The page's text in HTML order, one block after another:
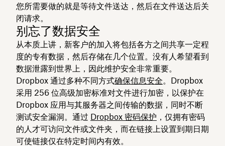
您所需要做的就是等待文件送达，然后在文件送达后关
闭请求。
别忘了数据安全
从本质上讲，新客户的加入将包括各方之间共享一定程
度的专有数据，然后存储在几个位置。没有人希望看到
数据泄露到世界上，因此维护安全非常重要。
Dropbox 通过多种不同方式确保信息安全。Dropbox
采用 256 位高级加密标准对文件进行加密，以保护在
Dropbox 应用与其服务器之间传输的数据，同时不断
测试安全漏洞。通过 Dropbox 密码保护 ，仅拥有密码
的人才可访问文件或文件夹，而在链接上设置到期日期
可使链接仅在特定时间内有效。